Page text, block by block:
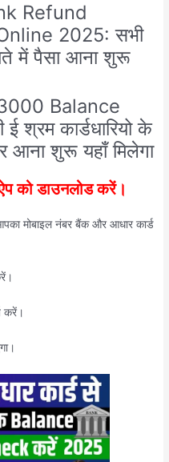
Refund
2025: सभी
में पैसा आना शुरू
Balance
श्रम कार्डधारियो के
आना शुरू यहाँ मिलेगा
को डाउनलोड करें।
मोबाइल नंबर बैंक और आधार कार्ड
करें।